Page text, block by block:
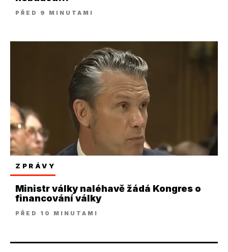
PŘED 9 MINUTAMI
ZPRÁVY
Ministr války naléhavě žádá Kongres o
financování války
PŘED 10 MINUTAMI